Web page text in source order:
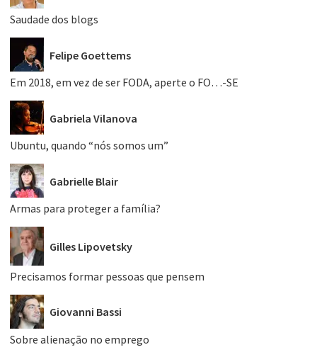
Saudade dos blogs
Felipe Goettems
Em 2018, em vez de ser FODA, aperte o FO…-SE
Gabriela Vilanova
Ubuntu, quando “nós somos um”
Gabrielle Blair
Armas para proteger a família?
Gilles Lipovetsky
Precisamos formar pessoas que pensem
Giovanni Bassi
Sobre alienação no emprego